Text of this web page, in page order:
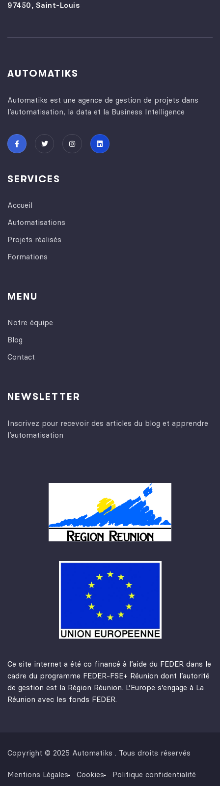
97450, Saint-Louis
AUTOMATIKS
Automatiks est une agence de gestion de projets dans
l’automatisation, la data et la Business Intelligence
SERVICES
Accueil
Automatisations
Projets réalisés
Formations
MENU
Notre équipe
Blog
Contact
NEWSLETTER
Inscrivez pour recevoir des articles du blog et apprendre
l’automatisation
Ce site internet a été co financé à l’aide du FEDER dans le
cadre du programme FEDER-FSE+ Réunion dont l’autorité
de gestion est la Région Réunion. L’Europe s’engage à La
Réunion avec les fonds FEDER.
Copyright © 2025 Automatiks . Tous droits réservés
Mentions Légales Cookies Politique confidentialité